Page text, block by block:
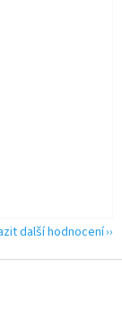
další hodnocení